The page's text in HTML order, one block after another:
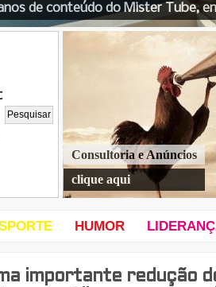
de conteúdo do Mister Tube,
Consultoria e Anúncios
clique aqui
HUMOR
importante redução